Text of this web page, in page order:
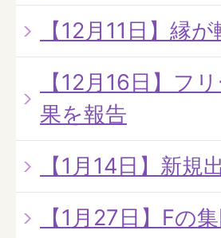
【12月11日】縁
【12月16日】フ
果を報告
【1月14日】新
【1月27日】Fの